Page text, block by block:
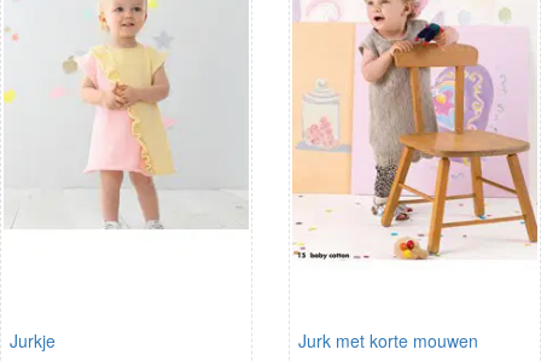
Jurkje Jurk met korte mouwen